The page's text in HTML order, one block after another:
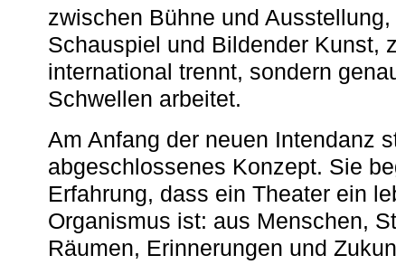
zwischen Bühne und
Schauspiel und Bildender Kunst,
international trennt, sondern
Schwellen arbeitet.
Am Anfang der neuen Intendanz
abgeschlossenes Konzept. Sie
Erfahrung, dass ein Theater ein
Organismus ist: aus Menschen,
Räumen, Erinnerungen und